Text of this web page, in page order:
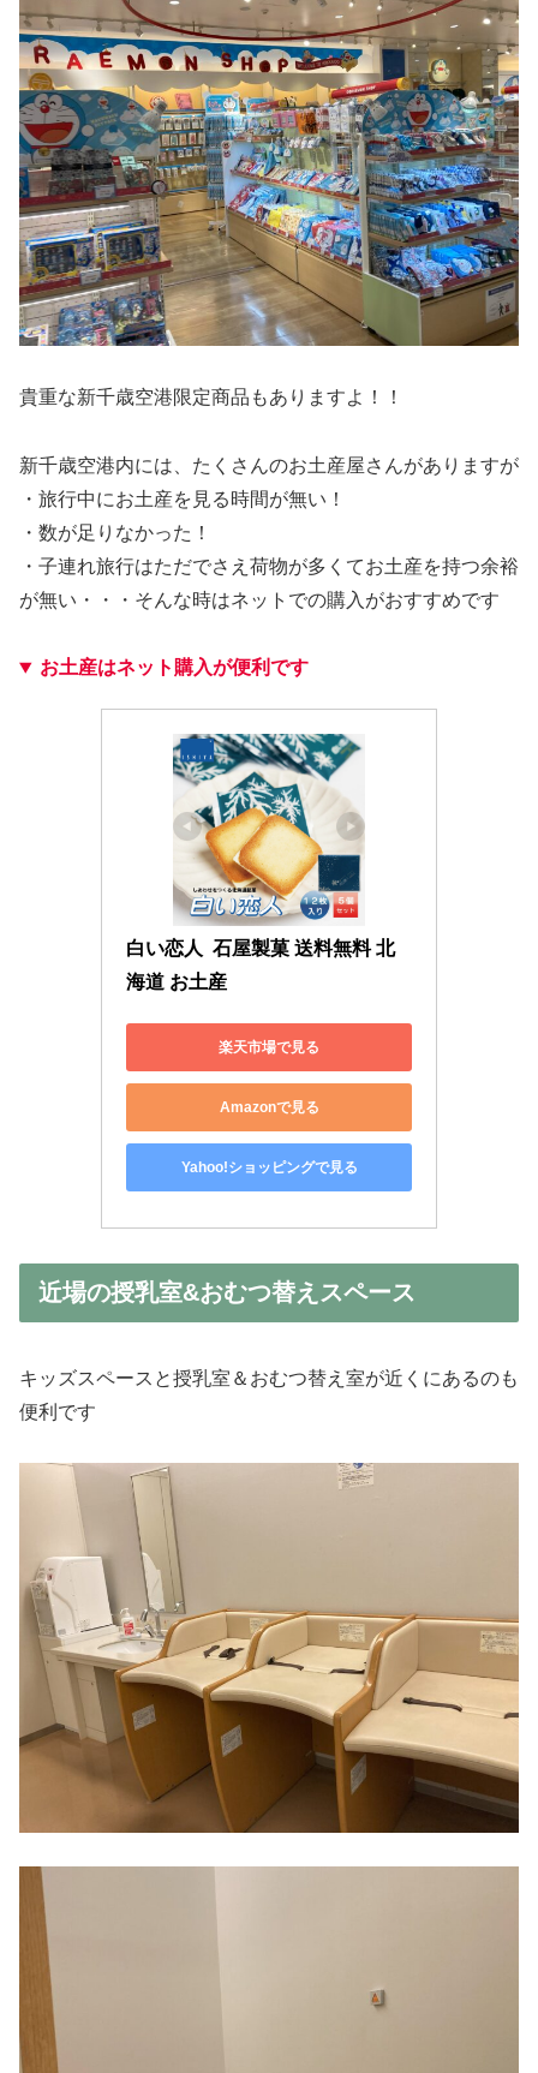
貴重な新千歳空港限定商品もありますよ！！
新千歳空港内には、たくさんのお土産屋さんがありますが
・旅行中にお土産を見る時間が無い！
・数が足りなかった！
・子連れ旅行はただでさえ荷物が多くてお土産を持つ余裕
が無い・・・そんな時はネットでの購入がおすすめです
お土産はネット購入が便利です
白い恋人  石屋製菓 送料無料 北
海道 お土産
楽天市場で見る
Amazonで見る
Yahoo!ショッピングで見る
近場の授乳室&おむつ替えスペース
キッズスペースと授乳室＆おむつ替え室が近くにあるのも
便利です